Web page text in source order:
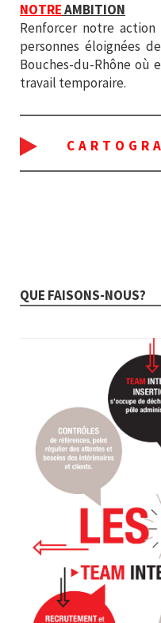
NOTREAMBITION
Renforcer notre
personnes éloignées
Bouches-du-Rhône où
travail temporaire.
QUE FAISONS-NOUS?